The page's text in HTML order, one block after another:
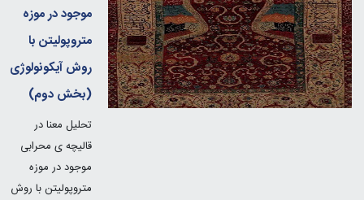
موجود در موزه
متروپولیتن با
روش آیکونولوژی
(بخش دوم)
تحلیل معنا در
قالیچه ی محرابی
موجود در موزه
متروپولیتن با روش